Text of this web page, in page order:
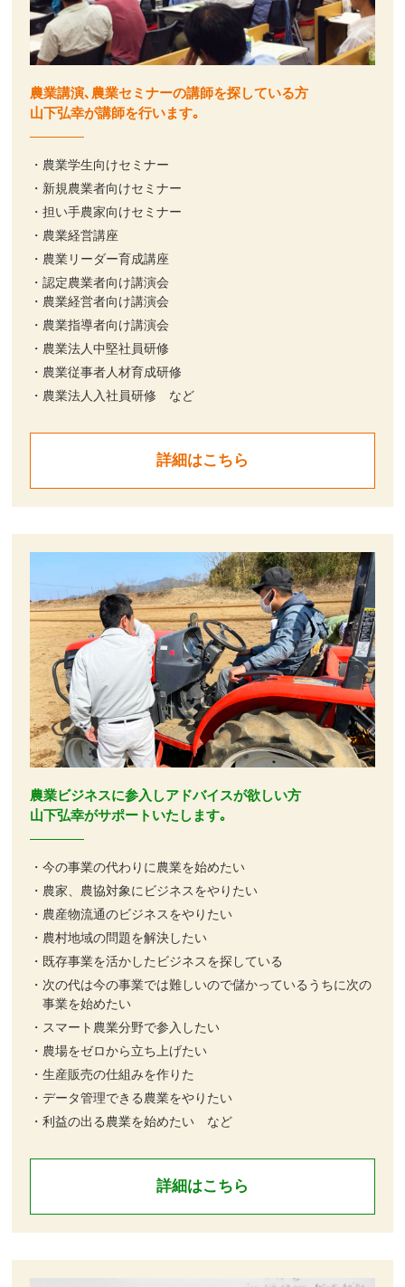
農業講演､農業セミナーの講師を探している方
山下弘幸が講師を行います｡
・農業学生向けセミナー
・新規農業者向けセミナー
・担い手農家向けセミナー
・農業経営講座
・農業リーダー育成講座
・認定農業者向け講演会
・農業経営者向け講演会
・農業指導者向け講演会
・農業法人中堅社員研修
・農業従事者人材育成研修
・農業法人入社員研修 など
詳細はこちら
農業ビジネスに参入しアドバイスが欲しい方
山下弘幸がサポートいたします｡
・今の事業の代わりに農業を始めたい
・農家、農協対象にビジネスをやりたい
・農産物流通のビジネスをやりたい
・農村地域の問題を解決したい
・既存事業を活かしたビジネスを探している
・次の代は今の事業では難しいので儲かっているうちに次の
事業を始めたい
・スマート農業分野で参入したい
・農場をゼロから立ち上げたい
・生産販売の仕組みを作りた
・データ管理できる農業をやりたい
・利益の出る農業を始めたい など
詳細はこちら